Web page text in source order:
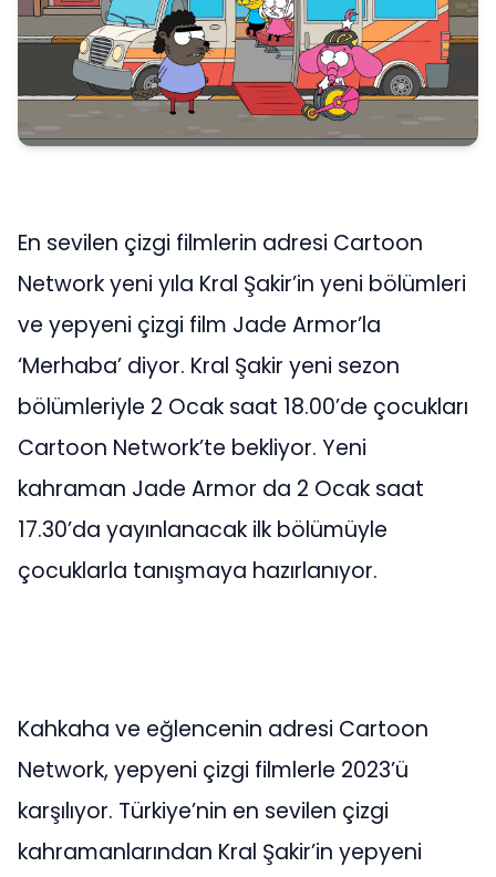
En sevilen çizgi filmlerin adresi Cartoon
Network yeni yıla Kral Şakir’in yeni bölümleri
ve yepyeni çizgi film Jade Armor’la
‘Merhaba’ diyor. Kral Şakir yeni sezon
bölümleriyle 2 Ocak saat 18.00’de çocukları
Cartoon Network’te bekliyor. Yeni
kahraman Jade Armor da 2 Ocak saat
17.30’da yayınlanacak ilk bölümüyle
çocuklarla tanışmaya hazırlanıyor.
Kahkaha ve eğlencenin adresi Cartoon
Network, yepyeni çizgi filmlerle 2023’ü
karşılıyor. Türkiye’nin en sevilen çizgi
kahramanlarından Kral Şakir’in yepyeni